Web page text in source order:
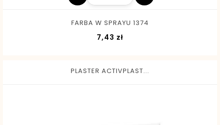
FARBA W SPRAYU 1374
7,43 złCena
PLASTER ACTIVPLAST...